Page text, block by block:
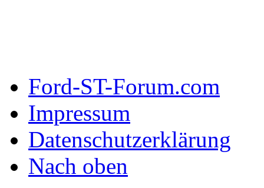
Ford-ST-Forum.com
Impressum
Datenschutzerklärung
Nach oben